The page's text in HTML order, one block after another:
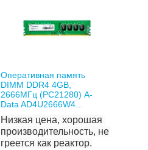
Оперативная память
DIMM DDR4 4GB,
2666МГц (PC21280) A-
Data AD4U2666W4...
Низкая цена, хорошая
производительность, не
греется как реактор.